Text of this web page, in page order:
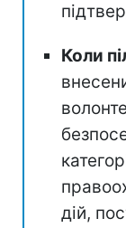
Коли
дій,